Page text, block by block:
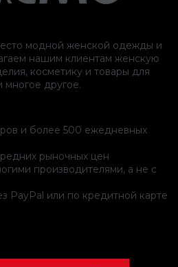
модной женской одежды и
нашим клиентам женскую
косметику и товары для
многое другое.
и более 500 ежедневных
рыночных цен
производителями, а не с
PayPal или по кредитной карте